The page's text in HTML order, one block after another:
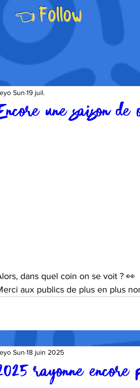
👈 Follow
une saison
Sun 19 juil.
dans quel coin on se voit ? 👀
aux publics de plus en plus
rayonne
Sun 18 juin 2025